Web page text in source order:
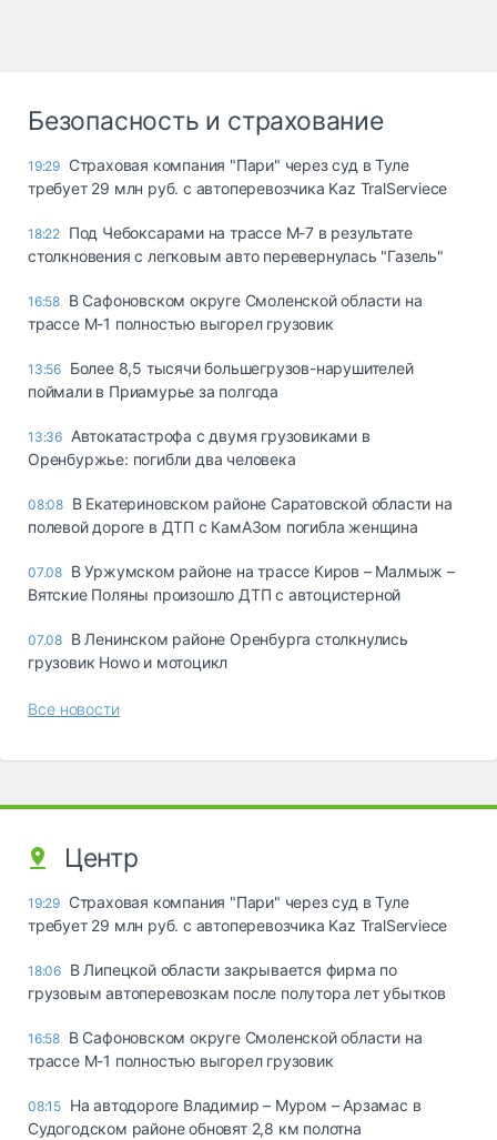
Безопасность и страхование
19:29 Страховая компания "Пари" через суд в Туле
требует 29 млн руб. с автоперевозчика Kaz TralServiece
18:22 Под Чебоксарами на трассе М-7 в результате
столкновения с легковым авто перевернулась "Газель"
16:58 В Сафоновском округе Смоленской области на
трассе М-1 полностью выгорел грузовик
13:56 Более 8,5 тысячи большегрузов-нарушителей
поймали в Приамурье за полгода
13:36 Автокатастрофа с двумя грузовиками в
Оренбуржье: погибли два человека
08:08 В Екатериновском районе Саратовской области на
полевой дороге в ДТП с КамАЗом погибла женщина
07.08 В Уржумском районе на трассе Киров – Малмыж –
Вятские Поляны произошло ДТП с автоцистерной
07.08 В Ленинском районе Оренбурга столкнулись
грузовик Howo и мотоцикл
Все новости
Центр
19:29 Страховая компания "Пари" через суд в Туле
требует 29 млн руб. с автоперевозчика Kaz TralServiece
18:06 В Липецкой области закрывается фирма по
грузовым автоперевозкам после полутора лет убытков
16:58 В Сафоновском округе Смоленской области на
трассе М-1 полностью выгорел грузовик
08:15 На автодороге Владимир – Муром – Арзамас в
Судогодском районе обновят 2,8 км полотна